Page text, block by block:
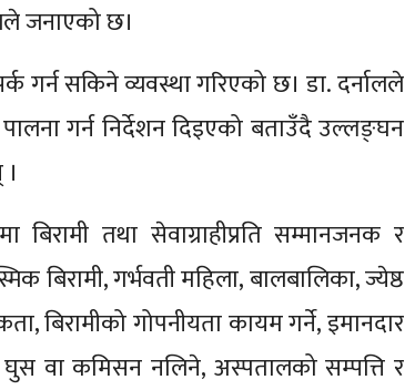
जनाएको छ।
गर्न सकिने व्यवस्था गरिएको छ। डा. दर्नालले
गर्न निर्देशन दिइएको बताउँदै उल्लङ्घन
तथा सेवाग्राहीप्रति सम्मानजनक र
बिरामी, गर्भवती महिला, बालबालिका, ज्येष्ठ
बिरामीको गोपनीयता कायम गर्ने, इमानदार
वा कमिसन नलिने, अस्पतालको सम्पत्ति र